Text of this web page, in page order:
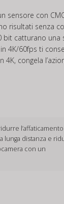
con
risultati senza
catturano
4K/60fps ti
congela
l’affaticamento
lunga distanza e
con un